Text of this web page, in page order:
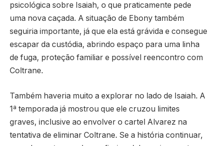
psicológica sobre Isaiah, o que praticamente pede
uma nova caçada. A situação de Ebony também
seguiria importante, já que ela está grávida e consegue
escapar da custódia, abrindo espaço para uma linha
de fuga, proteção familiar e possível reencontro com
Coltrane.
Também haveria muito a explorar no lado de Isaiah. A
1ª temporada já mostrou que ele cruzou limites
graves, inclusive ao envolver o cartel Alvarez na
tentativa de eliminar Coltrane. Se a história continuar,